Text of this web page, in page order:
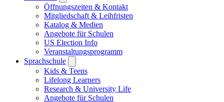
submenu
Öffnungszeiten & Kontakt
Mitgliedschaft & Leihfristen
Katalog & Medien
Angebote für Schulen
US Election Info
Veranstaltungsprogramm
Sprachschule
submenu
Kids & Teens
Lifelong Learners
Research & University Life
Angebote für Schulen